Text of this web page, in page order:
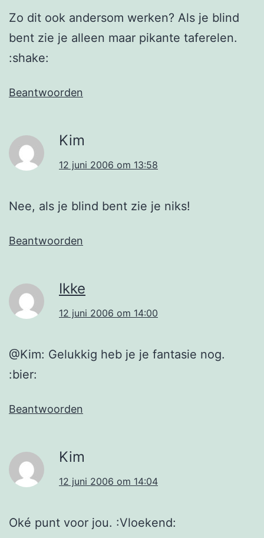
Zo dit ook andersom werken? Als je blind
bent zie je alleen maar pikante taferelen.
:shake:
Beantwoorden
Kim
12 juni 2006 om 13:58
Nee, als je blind bent zie je niks!
Beantwoorden
Ikke
12 juni 2006 om 14:00
@Kim: Gelukkig heb je je fantasie nog.
:bier:
Beantwoorden
Kim
12 juni 2006 om 14:04
Oké punt voor jou. :Vloekend: